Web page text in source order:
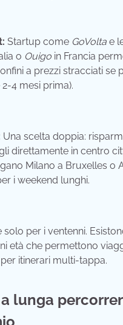
Startup come GoVolta e
o Ouigo in Francia
a prezzi stracciati se
4 mesi prima).
Una scelta doppia:
direttamente in centro
Milano a Bruxelles o
i weekend lunghi.
solo per i ventenni.
età che permettono
itinerari multi-tappa.
lunga